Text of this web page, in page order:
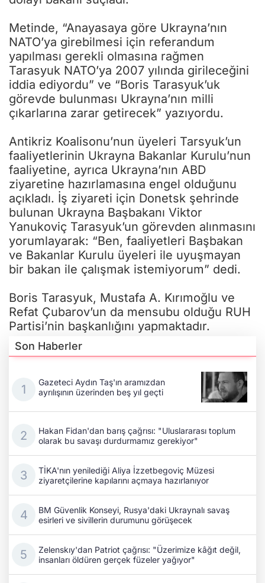
Metinde, “Anayasaya göre Ukrayna’nın
NATO’ya girebilmesi için referandum
yapılması gerekli olmasına rağmen
Tarasyuk NATO’ya 2007 yılında girileceğini
iddia ediyordu” ve “Boris Tarasyuk’uk
görevde bulunması Ukrayna’nın milli
çıkarlarına zarar getirecek” yazıyordu.
Antikriz Koalisonu’nun üyeleri Tarsyuk’un
faaliyetlerinin Ukrayna Bakanlar Kurulu’nun
faaliyetine, ayrıca Ukrayna’nın ABD
ziyaretine hazırlamasına engel olduğunu
açıkladı. İş ziyareti için Donetsk şehrinde
bulunan Ukrayna Başbakanı Viktor
Yanukoviç Tarasyuk’un görevden alınmasını
yorumlayarak: “Ben, faaliyetleri Başbakan
ve Bakanlar Kurulu üyeleri ile uyuşmayan
bir bakan ile çalışmak istemiyorum” dedi.
Boris Tarasyuk, Mustafa A. Kırımoğlu ve
Refat Çubarov’un da mensubu olduğu RUH
Partisi’nin başkanlığını yapmaktadır.
Son Haberler
Gazeteci Aydın Taş'ın aramızdan
ayrılışının üzerinden beş yıl geçti
Hakan Fidan'dan barış çağrısı: "Uluslararası toplum
olarak bu savaşı durdurmamız gerekiyor"
TİKA'nın yenilediği Aliya İzzetbegoviç Müzesi
ziyaretçilerine kapılarını açmaya hazırlanıyor
BM Güvenlik Konseyi, Rusya'daki Ukraynalı savaş
esirleri ve sivillerin durumunu görüşecek
Zelenskıy'dan Patriot çağrısı: "Üzerimize kâğıt değil,
insanları öldüren gerçek füzeler yağıyor"